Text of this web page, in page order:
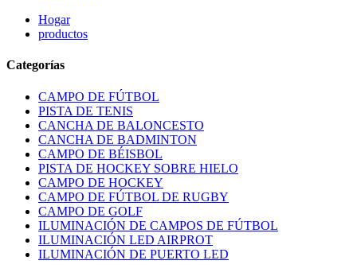
Hogar
productos
Categorías
CAMPO DE FÚTBOL
PISTA DE TENIS
CANCHA DE BALONCESTO
CANCHA DE BADMINTON
CAMPO DE BÉISBOL
PISTA DE HOCKEY SOBRE HIELO
CAMPO DE HOCKEY
CAMPO DE FÚTBOL DE RUGBY
CAMPO DE GOLF
ILUMINACIÓN DE CAMPOS DE FÚTBOL
ILUMINACIÓN LED AIRPROT
ILUMINACIÓN DE PUERTO LED